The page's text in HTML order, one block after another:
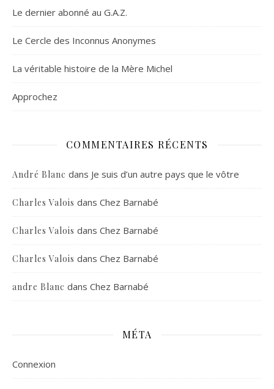
Le dernier abonné au G.A.Z.
Le Cercle des Inconnus Anonymes
La véritable histoire de la Mère Michel
Approchez
COMMENTAIRES RÉCENTS
André Blanc dans Je suis d’un autre pays que le vôtre
Charles Valois dans Chez Barnabé
Charles Valois dans Chez Barnabé
Charles Valois dans Chez Barnabé
andre Blanc dans Chez Barnabé
MÉTA
Connexion